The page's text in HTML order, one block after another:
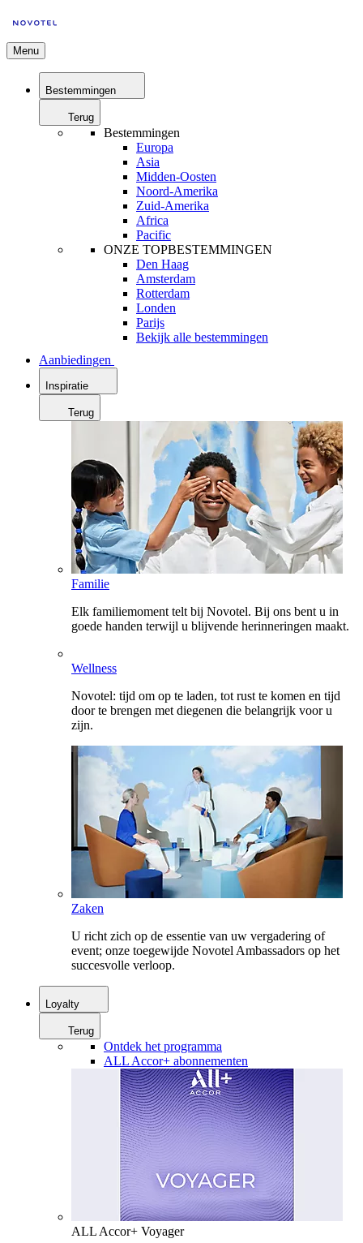
Menu
Bestemmingen
Terug
Bestemmingen
Europa
Asia
Midden-Oosten
Noord-Amerika
Zuid-Amerika
Africa
Pacific
ONZE TOPBESTEMMINGEN
Den Haag
Amsterdam
Rotterdam
Londen
Parijs
Bekijk alle bestemmingen
Aanbiedingen
Inspiratie
Terug
Familie
Elk familiemoment telt bij Novotel. Bij ons bent u in
goede handen terwijl u blijvende herinneringen maakt.
Wellness
Novotel: tijd om op te laden, tot rust te komen en tijd
door te brengen met diegenen die belangrijk voor u
zijn.
Zaken
U richt zich op de essentie van uw vergadering of
event; onze toegewijde Novotel Ambassadors op het
succesvolle verloop.
Loyalty
Terug
Ontdek het programma
ALL Accor+ abonnementen
ALL Accor+ Voyager